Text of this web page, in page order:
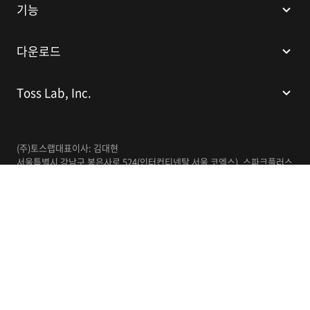
기능
다운로드
Toss Lab, Inc.
(주)토스랩대표이사: 김대현
서울특별시 강남구 봉은사로 524(인터컨티넨탈 서울 코엑스), 스파크플러스